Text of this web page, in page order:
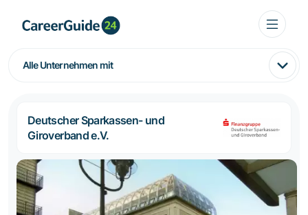
Alle Unternehmen mit
Deutscher Sparkassen- und
Giroverband e.V.